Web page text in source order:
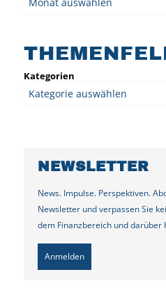
Kategorien
NEWSLETTER
News. Impulse. Perspektiven.
Newsletter und verpassen Sie
dem Finanzbereich und darüber
Anmelden